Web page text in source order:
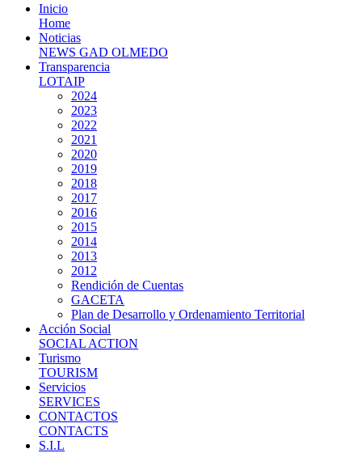
Inicio
Home
Noticias
NEWS GAD OLMEDO
Transparencia
LOTAIP
2024
2023
2022
2021
2020
2019
2018
2017
2016
2015
2014
2013
2012
Rendición de Cuentas
GACETA
Plan de Desarrollo y Ordenamiento Territorial
Acción Social
SOCIAL ACTION
Turismo
TOURISM
Servicios
SERVICES
CONTACTOS
CONTACTS
S.I.L